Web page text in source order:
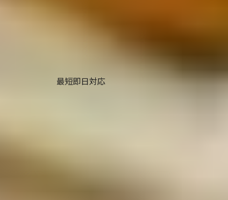
最短即日対応